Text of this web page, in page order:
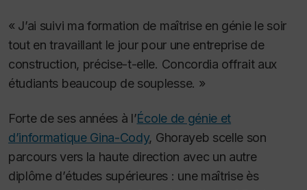
« J’ai suivi ma formation de maîtrise en génie le soir
tout en travaillant le jour pour une entreprise de
construction, précise-t-elle. Concordia offrait aux
étudiants beaucoup de souplesse. »
Forte de ses années à l’École de génie et
d’informatique Gina-Cody, Ghorayeb scelle son
parcours vers la haute direction avec un autre
diplôme d’études supérieures : une maîtrise ès